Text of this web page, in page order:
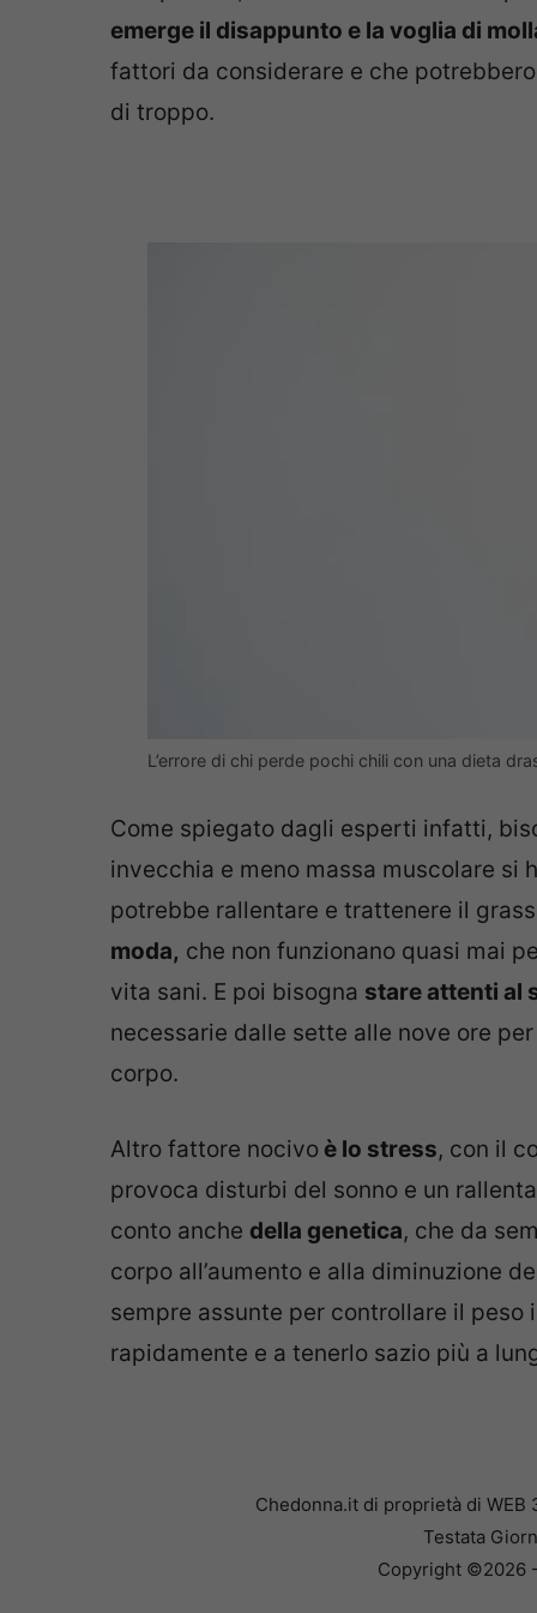
emerge il disappunto e la voglia di
fattori da considerare e che
di troppo.
L’errore di chi perde pochi chili con una dieta
Come spiegato dagli esperti infatti,
invecchia e meno massa muscolare si
potrebbe rallentare e trattenere il
moda, che non funzionano quasi mai
vita sani. E poi bisogna stare attenti al
necessarie dalle sette alle nove ore
corpo.
Altro fattore nocivo è lo stress, con il
provoca disturbi del sonno e un
conto anche della genetica, che da
corpo all’aumento e alla diminuzione
sempre assunte per controllare il peso
rapidamente e a tenerlo sazio più a
Chedonna.it di proprietà di WEB
Testata
Copyright ©2026